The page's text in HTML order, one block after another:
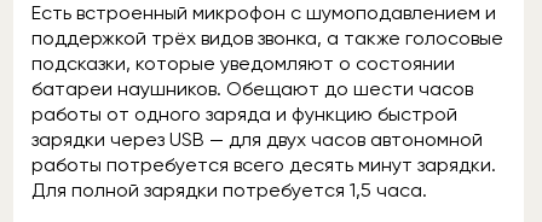
Есть встроенный микрофон с шумоподавлением и
поддержкой трёх видов звонка, а также голосовые
подсказки, которые уведомляют о состоянии
батареи наушников. Обещают до шести часов
работы от одного заряда и функцию быстрой
зарядки через USB — для двух часов автономной
работы потребуется всего десять минут зарядки.
Для полной зарядки потребуется 1,5 часа.